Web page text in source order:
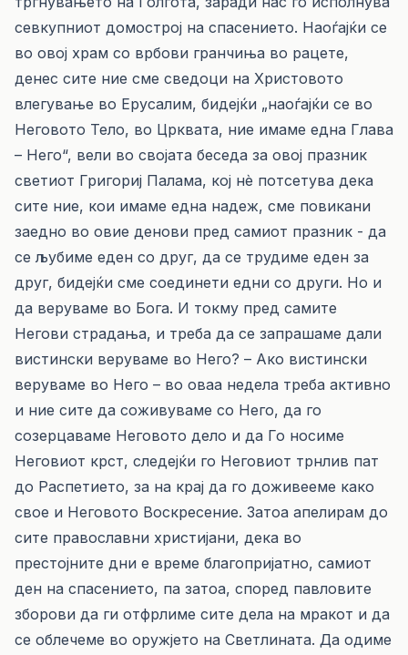
севкупниот домострој на спасението. Наоѓајќи се
во овој храм со врбови гранчиња во рацете,
денес сите ние сме сведоци на Христовото
влегување во Ерусалим, бидејќи „наоѓајќи се во
Неговото Тело, во Црквата, ние имаме една Глава
– Него“, вели во својата беседа за овој празник
светиот Григориј Палама, кој нè потсетува дека
сите ние, кои имаме една надеж, сме повикани
заедно во овие денови пред самиот празник - да
се љубиме еден со друг, да се трудиме еден за
друг, бидејќи сме соединети едни со други. Но и
да веруваме во Бога. И токму пред самите
Негови страдања, и треба да се запрашаме дали
вистински веруваме во Него? – Ако вистински
веруваме во Него – во оваа недела треба активно
и ние сите да соживуваме со Него, да го
созерцаваме Неговото дело и да Го носиме
Неговиот крст, следејќи го Неговиот трнлив пат
до Распетието, за на крај да го доживееме како
свое и Неговото Воскресение. Затоа апелирам до
сите православни христијани, дека во
престојните дни е време благопријатно, самиот
ден на спасението, па затоа, според павловите
зборови да ги отфрлиме сите дела на мракот и да
се облечеме во оружјето на Светлината. Да одиме